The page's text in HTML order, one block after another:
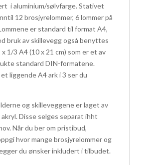
i aluminium/sølvfarge. Stativet
12 brosjyrelommer, 6 lommer på
er standard til format A4,
bruk av skillevegg også benyttes
1/3 A4 (10 x 21 cm) som er et av
standard DIN-formatene.
liggende A4 ark i 3 ser du
og skilleveggene er laget av
Disse selges separat ihht
Når du ber om pristibud,
hvor mange brosjyrelommer og
du ønsker inkludert i tilbudet.